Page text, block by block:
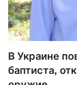
В Украине
баптиста,